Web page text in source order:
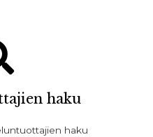
haku
haku